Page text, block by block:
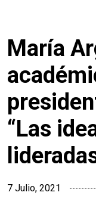
María
“Las
7 Julio, 2021